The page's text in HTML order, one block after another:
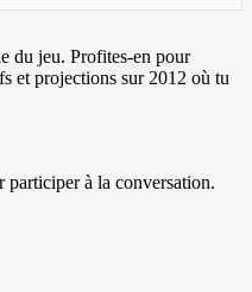
du jeu. Profites-en pour
et projections sur 2012 où tu
participer à la conversation.